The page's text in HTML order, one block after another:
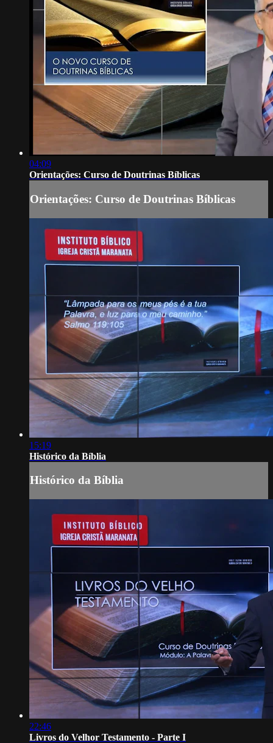
04:09
Orientações: Curso de Doutrinas Bíblicas
Orientações: Curso de Doutrinas Bíblicas
15:19
Histórico da Bíblia
Histórico da Bíblia
22:46
Livros do Velhor Testamento - Parte I